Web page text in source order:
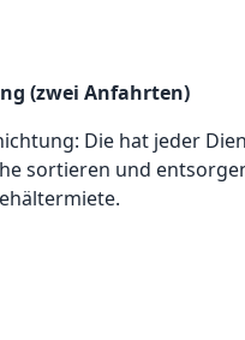
(zwei Anfahrten)
Die hat jeder
sortieren und